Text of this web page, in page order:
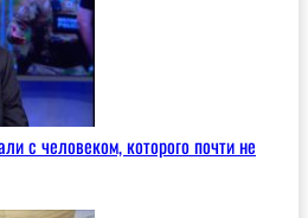
с человеком, которого почти не